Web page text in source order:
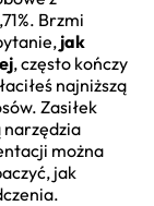
Brzmi
jak
, często kończy
najniższą
Zasiłek
narzędzia
można
jak